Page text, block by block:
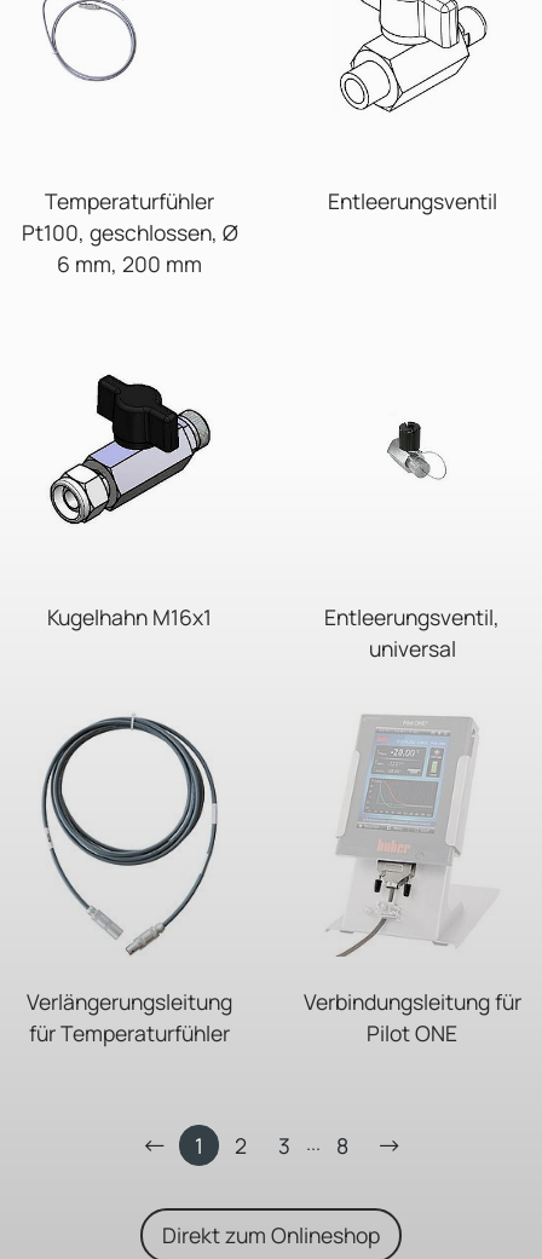
Temperaturfühler
Pt100, geschlossen, Ø
6 mm, 200 mm
Entleerungsventil
Kugelhahn M16x1
Entleerungsventil,
universal
Verlängerungsleitung
für Temperaturfühler
Verbindungsleitung für
Pilot ONE
1 2 3 ... 8
Direkt zum Onlineshop